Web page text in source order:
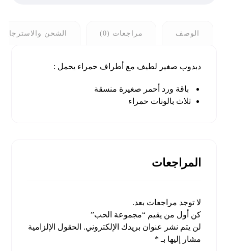
الوصف مراجعات (0) الشحن والاسترجاع
دبدوب صغير لطيف مع أطراف حمراء يحمل :
باقة ورد أحمر صغيرة منسقة
ثلاث بالونات حمراء
المراجعات
لا توجد مراجعات بعد.
كن أول من يقيم “مجموعة الحب”
لن يتم نشر عنوان بريدك الإلكتروني. الحقول الإلزامية
مشار إليها بـ *